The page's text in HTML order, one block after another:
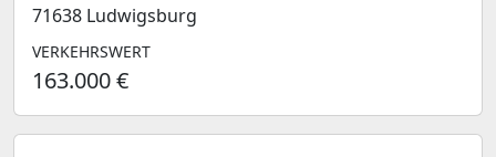
71638 Ludwigsburg
VERKEHRSWERT
163.000 €